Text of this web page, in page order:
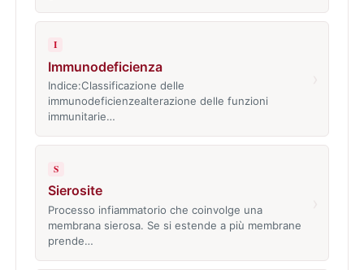
I
Immunodeficienza
Indice:Classificazione delle
immunodeficienzealterazione delle funzioni
immunitarie…
S
Sierosite
Processo infiammatorio che coinvolge una
membrana sierosa. Se si estende a più membrane
prende…